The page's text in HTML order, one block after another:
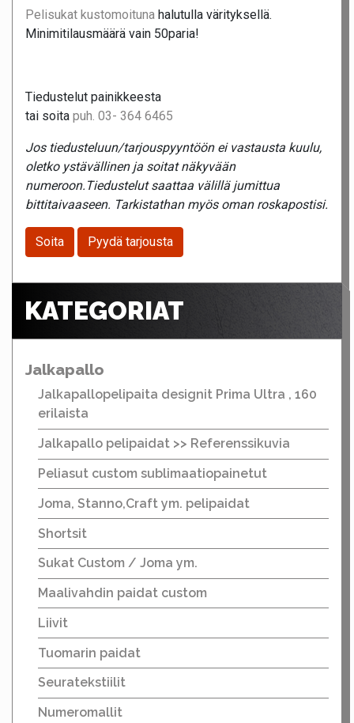
Pelisukat kustomoituna halutulla värityksellä.
Minimitilausmäärä vain 50paria!
Tiedustelut painikkeesta
tai soita puh. 03- 364 6465
Jos tiedusteluun/tarjouspyyntöön ei vastausta kuulu,
oletko ystävällinen ja soitat näkyvään
numeroon.Tiedustelut saattaa välillä jumittua
bittitaivaaseen. Tarkistathan myös oman roskapostisi.
Soita Pyydä tarjousta
KATEGORIAT
Jalkapallo
Jalkapallopelipaita designit Prima Ultra , 160
erilaista
Jalkapallo pelipaidat >> Referenssikuvia
Peliasut custom sublimaatiopainetut
Joma, Stanno,Craft ym. pelipaidat
Shortsit
Sukat Custom / Joma ym.
Maalivahdin paidat custom
Liivit
Tuomarin paidat
Seuratekstiilit
Numeromallit